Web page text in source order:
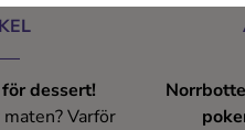
dessert!
Varför